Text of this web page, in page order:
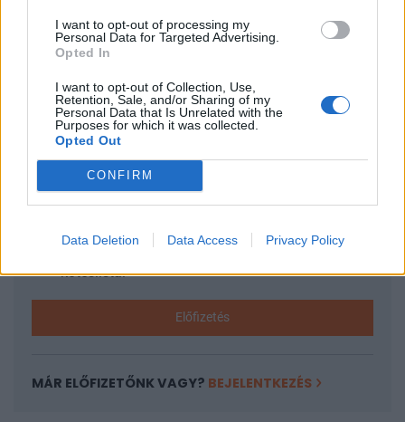
I want to opt-out of processing my
Personal Data for Targeted Advertising.
Opted In
I want to opt-out of Collection, Use,
Retention, Sale, and/or Sharing of my
Personal Data that Is Unrelated with the
Purposes for which it was collected.
Opted Out
CONFIRM
Data Deletion Data Access Privacy Policy
különadó rendszer, akkor hosszabb...
KEDVES OLVASÓNK!
A keresett cikk a portfolio.hu hírarchívumához
tartozik, melynek olvasása előfizetéses
regisztrációhoz kötött.
Az előfizetés a következőket tartalmazza:
Kötéslisták: BÉT elmúlt 2 év napon belüli
kötéslistái
Előfizetés
MÁR ELŐFIZETŐNK VAGY? BEJELENTKEZÉS